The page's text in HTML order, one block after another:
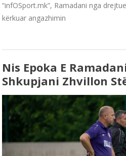
“infOSport.mk”, Ramadani nga
kërkuar angazhimin
Nis Epoka E
Shkupjani Zhvillon